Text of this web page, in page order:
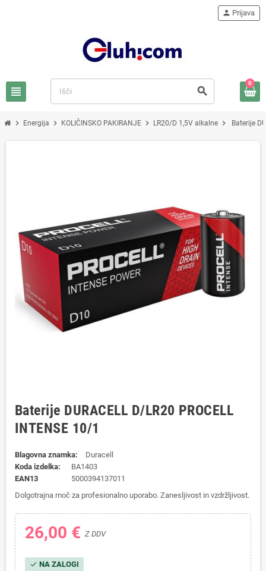
view_headline search
person Prijava
0
chevron_right Energija chevron_right KOLIČINSKO PAKIRANJE chevron_right LR20/D 1,5V alkalne chevron_right Baterije
Baterije DURACELL D/LR20 PROCELL
INTENSE 10/1
Blagovna znamka:
Duracell
Koda izdelka:
BA1403
EAN13
5000394137011
Dolgotrajna moč za profesionalno uporabo. Zanesljivost in vzdržljivost.
26,00 € Z DDV
check NA ZALOGI